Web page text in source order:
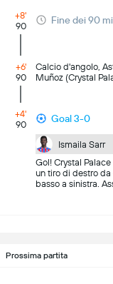
+8'
90
Fine dei 90
+6'
90
Calcio d'angolo,
Muñoz (Crystal
+4'
90
Goal 3-0
Ismaila Sarr
Gol! Crystal
un tiro di destro
basso a sinistra.
Prossima partita